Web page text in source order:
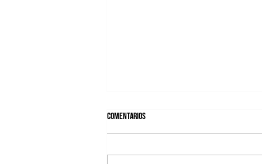
Comentarios